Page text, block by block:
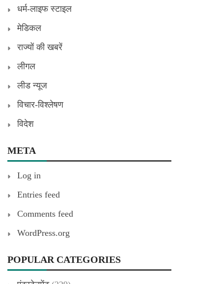
धर्म-लाइफ स्टाइल
मेडिकल
राज्यों की खबरें
लीगल
लीड न्यूज
विचार-विश्लेषण
विदेश
META
Log in
Entries feed
Comments feed
WordPress.org
POPULAR CATEGORIES